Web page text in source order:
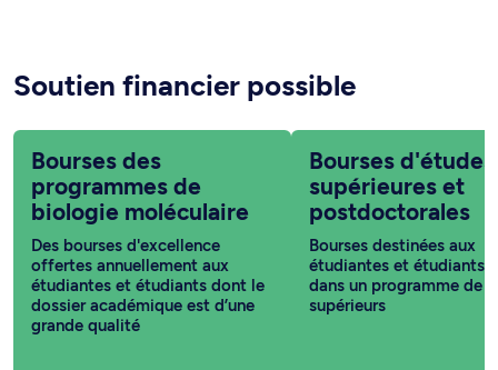
Soutien financier possible
Bourses des
programmes de
biologie moléculaire
Des bourses d'excellence
offertes annuellement aux
étudiantes et étudiants dont le
dossier académique est d’une
grande qualité
Bourses d'études
supérieures et
postdoctorales
Bourses destinées aux
étudiantes et étudiants
dans un programme de
supérieurs